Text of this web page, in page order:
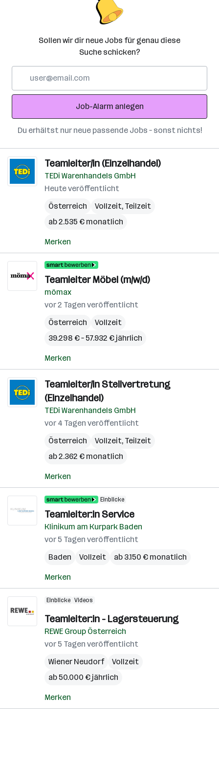
Sollen wir dir neue Jobs für genau diese
Suche schicken?
Adresse
Job-Alarm anlegen
Du erhältst nur neue passende Jobs – sonst nichts!
Teamleiter/in (Einzelhandel)
TEDi Warenhandels GmbH
Heute veröffentlicht
Österreich
Vollzeit, Teilzeit
ab 2.535 € monatlich
Merken
Teamleiter Möbel (m/w/d)
mömax
vor 2 Tagen veröffentlicht
Österreich
Vollzeit
39.298 € – 57.932 € jährlich
Merken
Teamleiter/in Stellvertretung
(Einzelhandel)
TEDi Warenhandels GmbH
vor 4 Tagen veröffentlicht
Österreich
Vollzeit, Teilzeit
ab 2.362 € monatlich
Merken
Einblicke
Teamleiter:in Service
Klinikum am Kurpark Baden
vor 5 Tagen veröffentlicht
Baden
Vollzeit ab 3.150 € monatlich
Merken
Einblicke Videos
Teamleiter:in - Lagersteuerung
REWE Group Österreich
vor 5 Tagen veröffentlicht
Wiener Neudorf
Vollzeit
ab 50.000 € jährlich
Merken